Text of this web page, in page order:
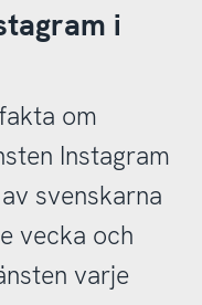
i
om
Instagram
svenskarna
vecka och
varje